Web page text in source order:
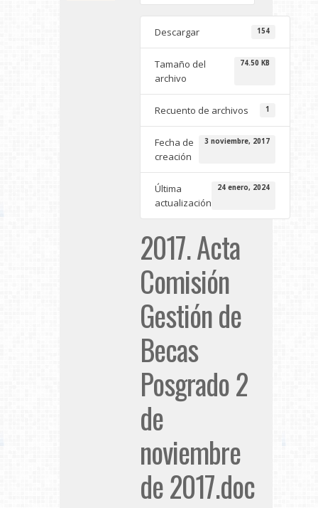
Descargar 154
Tamaño del
archivo
74.50 KB
Recuento de archivos 1
Fecha de
creación
3 noviembre, 2017
Última
actualización
24 enero, 2024
2017. Acta
Comisión
Gestión de
Becas
Posgrado 2
de
noviembre
de 2017.doc